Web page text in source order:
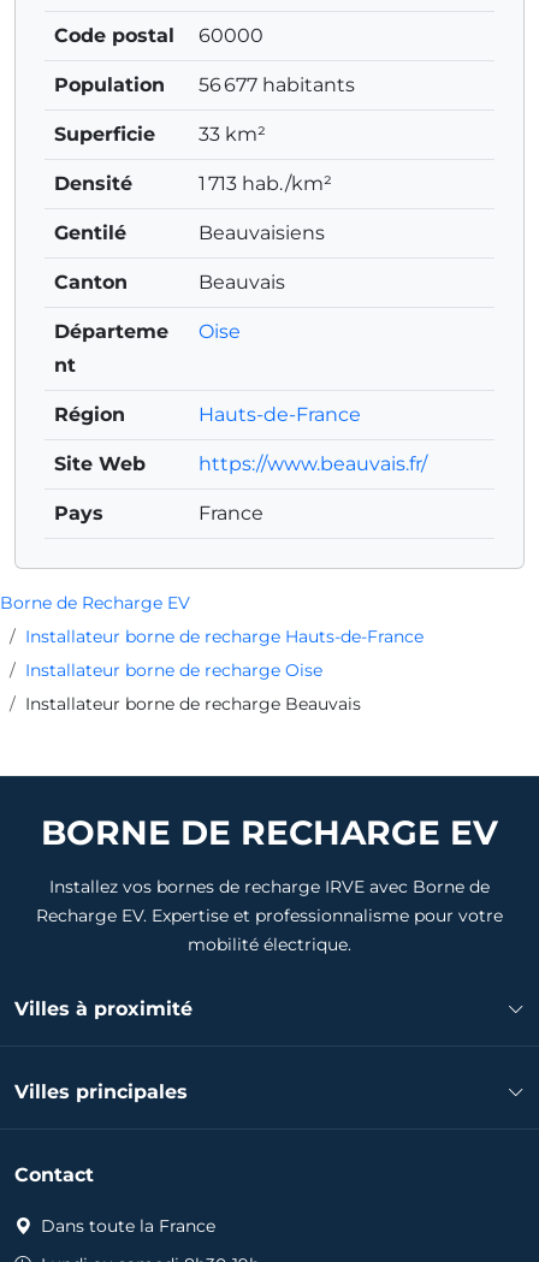
Borne de Recharge EV
Installateur borne de recharge Hauts-de-France
Installateur borne de recharge Oise
Installateur borne de recharge Beauvais
Code postal 60000
Population 56 677 habitants
Superficie 33 km²
Densité 1 713 hab./km²
Gentilé Beauvaisiens
Canton Beauvais
Départeme
nt
Oise
Région Hauts-de-France
Site Web https://www.beauvais.fr/
Pays France
BORNE DE RECHARGE EV
Installez vos bornes de recharge IRVE avec Borne de
Recharge EV. Expertise et professionnalisme pour votre
mobilité électrique.
Villes à proximité
Installateur borne de recharge Méru
Installateur borne de recharge Clermont
Installateur borne de recharge Gisors
Villes principales
Installateur borne de recharge Creil
Contact
Dans toute la France